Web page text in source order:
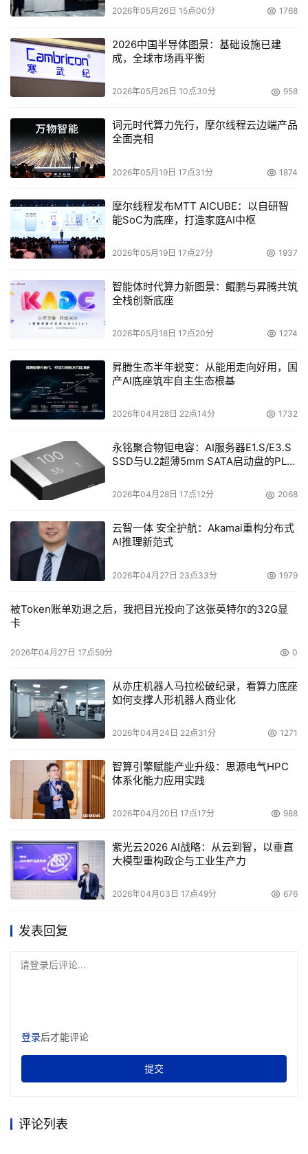
2026年05月26日 15点00分 1768
2026中国半导体图景：基础设施已建
成，全球市场再平衡
2026年05月26日 10点30分 958
词元时代算力先行，摩尔线程云边端产品
全面亮相
2026年05月19日 17点31分 1874
摩尔线程发布MTT AICUBE：以自研智
能SoC为底座，打造家庭AI中枢
2026年05月19日 17点27分 1937
智能体时代算力新图景：鲲鹏与昇腾共筑
全栈创新底座
2026年05月18日 17点20分 1274
昇腾生态半年蜕变：从能用走向好用，国
产AI底座筑牢自主生态根基
2026年04月28日 22点14分 1732
永铭聚合物钽电容：AI服务器E1.S/E3.S
SSD与U.2超薄5mm SATA启动盘的PLP
2026年04月28日 17点12分 2068
云智一体 安全护航：Akamai重构分布式
AI推理新范式
2026年04月27日 23点33分 1979
被Token账单劝退之后，我把目光投向了这张英特尔的32G显
卡
2026年04月27日 17点59分 0
从亦庄机器人马拉松破纪录，看算力底座
如何支撑人形机器人商业化
2026年04月24日 22点31分 1271
智算引擎赋能产业升级：思源电气HPC
体系化能力应用实践
2026年04月20日 17点17分 988
紫光云2026 AI战略：从云到智，以垂直
大模型重构政企与工业生产力
2026年04月03日 17点49分 676
发表回复
请登录后评论...
登录后才能评论
提交
评论列表